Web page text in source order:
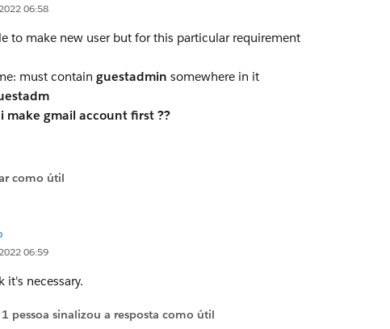
06:58
to make new user but for this particular requirement
must contain guestadmin somewhere in it
make gmail account first ??
como útil
06:59
necessary.
1 pessoa sinalizou a resposta como útil